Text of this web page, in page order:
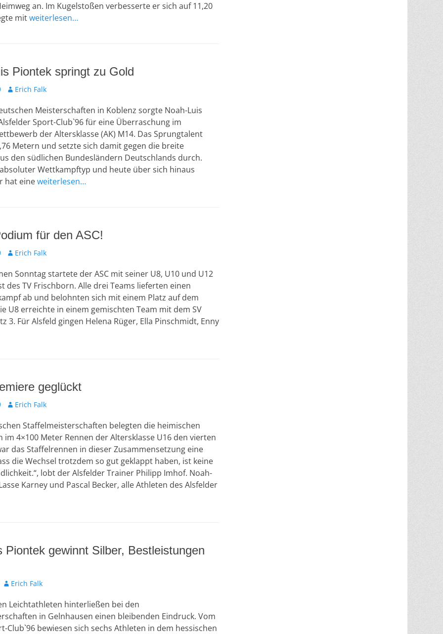
an. Im Kugelstoßen verbesserte er sich auf 11,20
mitweiterlesen…
Piontek springt zu Gold
A
t
o
r
Erich Falk
Meisterschaften in Koblenz sorgte Noah-Luis
Sport-Club`96 für eine Überraschung im
der Altersklasse (AK) M14. Das Sprungtalent
Metern und setzte sich damit gegen die breite
den südlichen Bundesländern Deutschlands durch.
Wettkampftyp und heute über sich hinaus
hat eineweiterlesen…
für den ASC!
A
t
o
r
Erich Falk
Sonntag startete der ASC mit seiner U8, U10 und U12
des TV Frischborn. Alle drei Teams lieferten einen
ab und belohnten sich mit einem Platz auf dem
U8 erreichte in einem gemischten Team mit dem SV
3. Für Alsfeld gingen Helena Rüger, Ella Pinschmidt, Enny
geglückt
A
t
o
r
Erich Falk
Staffelmeisterschaften belegten die heimischen
im 4×100 Meter Rennen der Altersklasse U16 den vierten
das Staffelrennen in dieser Zusammensetzung eine
die Wechsel trotzdem so gut geklappt haben, ist keine
lobt der Alsfelder Trainer Philipp Imhof. Noah-
Karney und Pascal Becker, alle Athleten des Alsfelder
Piontek gewinnt Silber, Bestleistungen
A
t
o
r
Erich Falk
Leichtathleten hinterließen bei den
in Gelnhausen einen bleibenden Eindruck. Vom
Club`96 bewiesen sich sechs Athleten in dem hessischen